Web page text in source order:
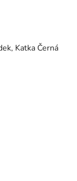
Katka Černá